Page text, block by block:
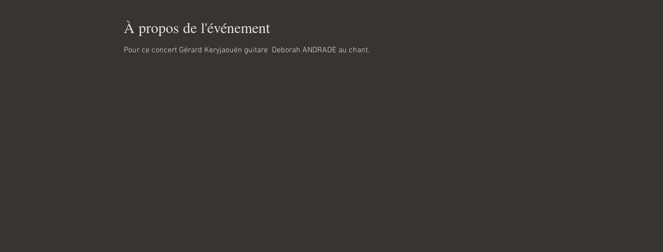
À propos de l'événement
Pour ce concert Gérard Keryjaouën guitare  Deborah ANDRADE au chant.